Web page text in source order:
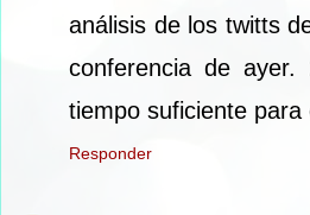
análisis de los twitts
conferencia de ayer.
tiempo suficiente para
Responder